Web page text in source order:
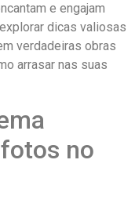
e engajam
dicas valiosas
verdadeiras obras
arrasar nas⁣ suas
no